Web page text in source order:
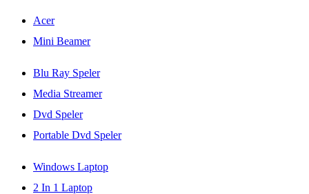
Acer
Mini Beamer
Blu Ray Speler
Media Streamer
Dvd Speler
Portable Dvd Speler
Windows Laptop
2 In 1 Laptop